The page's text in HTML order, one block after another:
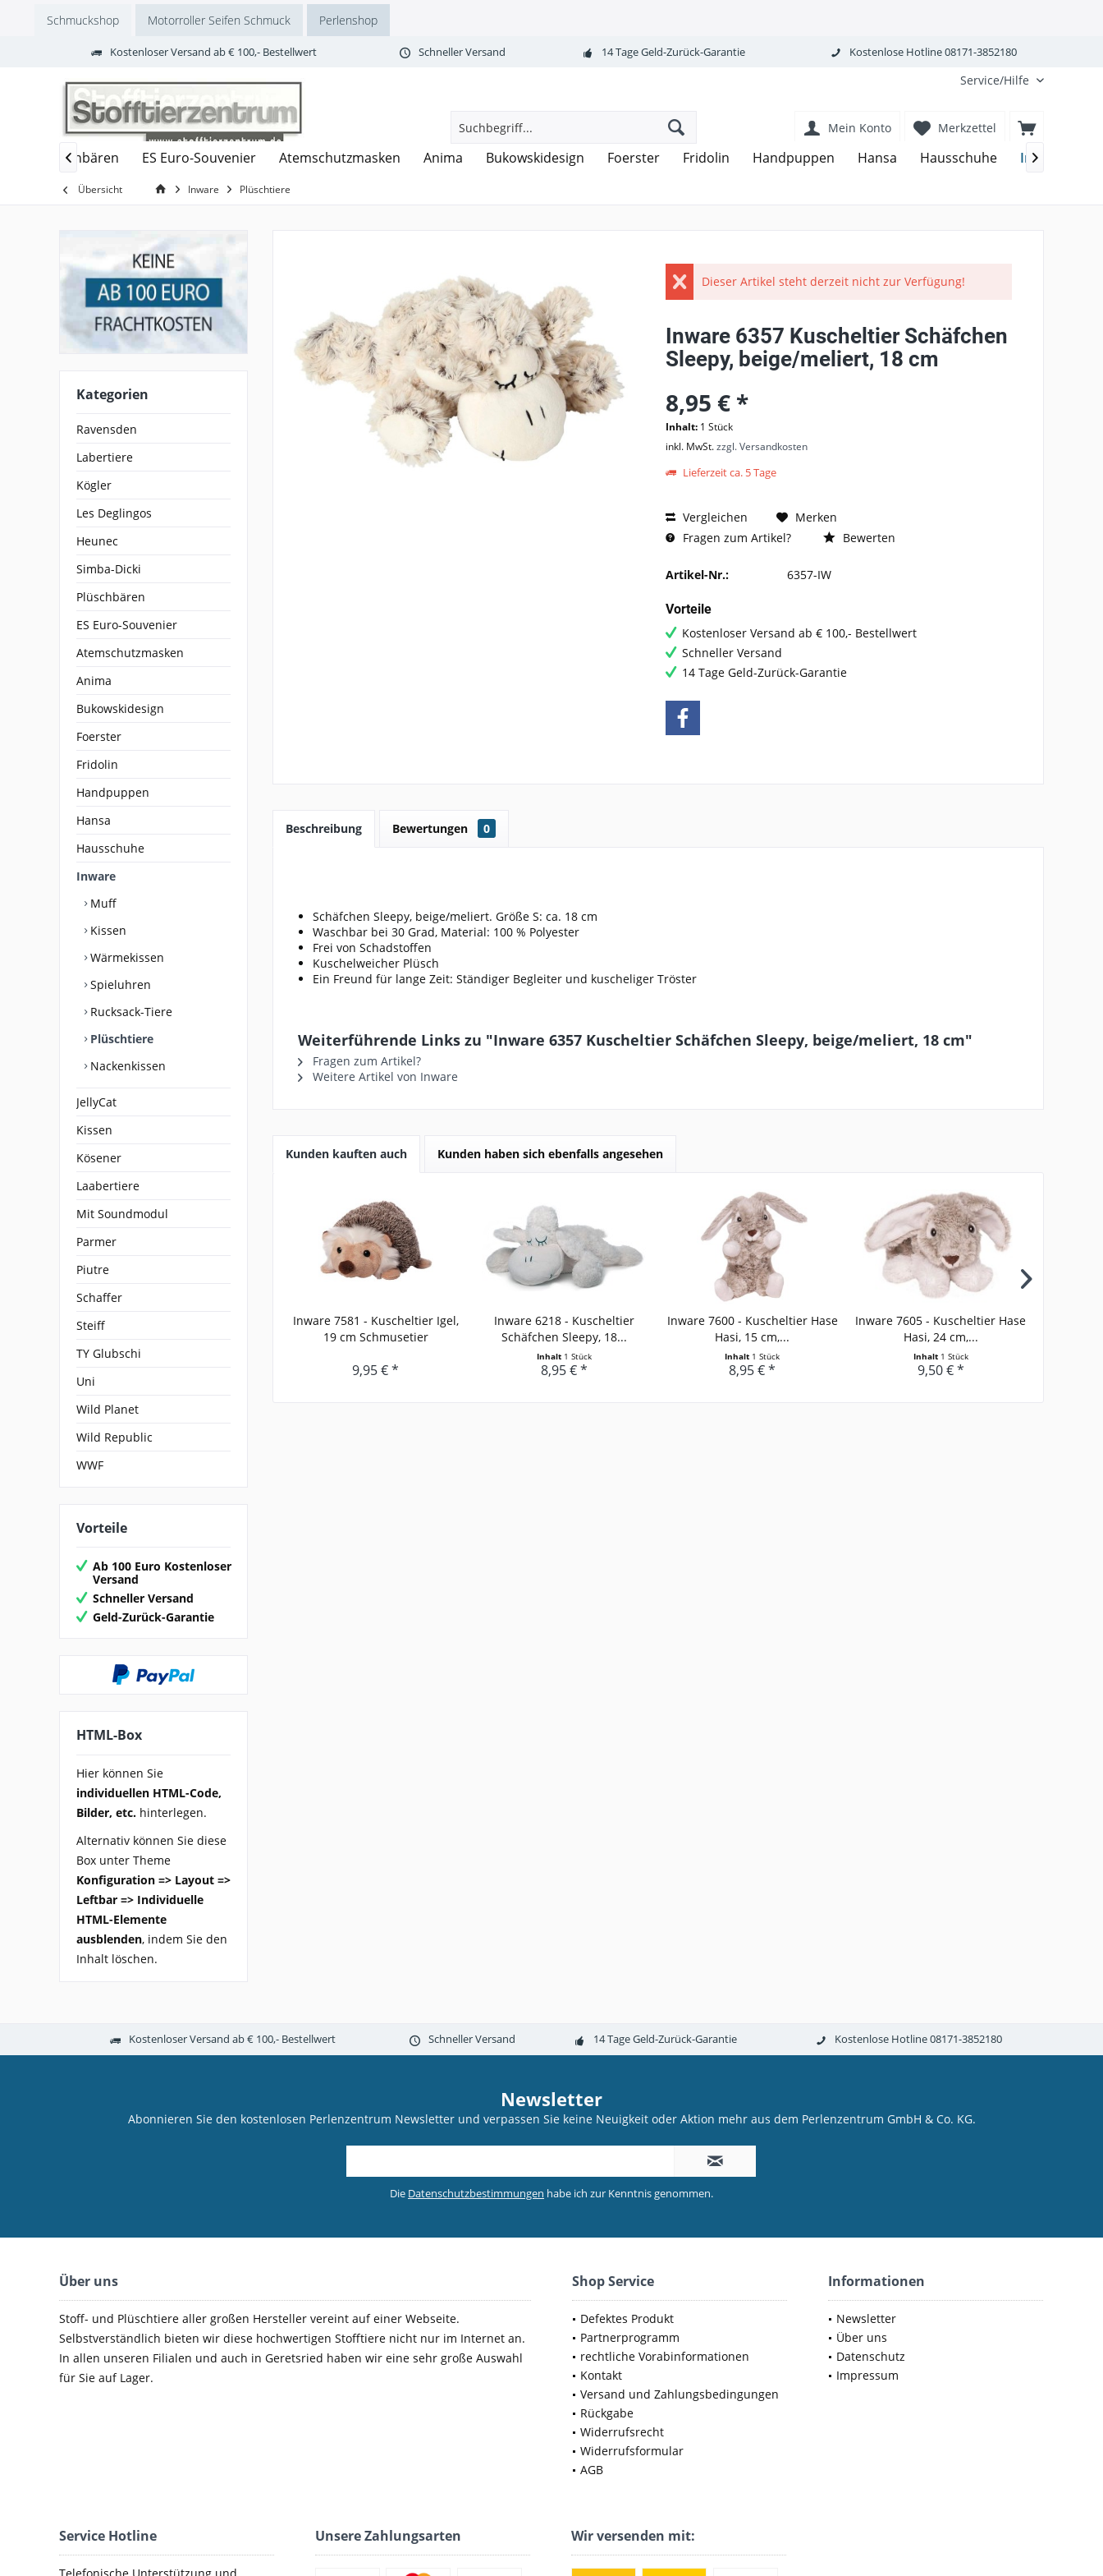
Schmuckshop Motorroller Seifen Schmuck Perlenshop
Kostenloser Versand ab € 100,- Bestellwert Schneller Versand 14 Tage Geld-Zurück-Garantie Kostenlose Hotline 08171-3852180
Service/Hilfe
Merkzettel
Mein Konto
Plüschbären ES Euro-Souvenier Atemschutzmasken Anima Bukowskidesign Foerster Fridolin Handpuppen Hansa Hausschuhe Inware
 
Übersicht Inware Plüschtiere
Kategorien
Ravensden
Labertiere
Kögler
Les Deglingos
Heunec
Simba-Dicki
Plüschbären
ES Euro-Souvenier
Atemschutzmasken
Anima
Bukowskidesign
Foerster
Fridolin
Handpuppen
Hansa
Hausschuhe
Inware
Muff
Kissen
Wärmekissen
Spieluhren
Rucksack-Tiere
Plüschtiere
Nackenkissen
JellyCat
Kissen
Kösener
Laabertiere
Mit Soundmodul
Parmer
Piutre
Schaffer
Steiff
TY Glubschi
Uni
Wild Planet
Wild Republic
WWF
Vorteile
Ab 100 Euro Kostenloser
Versand
Schneller Versand
Geld-Zurück-Garantie
HTML-Box
Hier können Sie
individuellen HTML-Code,
Bilder, etc. hinterlegen.
Alternativ können Sie diese
Box unter Theme
Konfiguration => Layout =>
Leftbar => Individuelle
HTML-Elemente
ausblenden, indem Sie den
Inhalt löschen.
Dieser Artikel steht derzeit nicht zur Verfügung!
Inware 6357 Kuscheltier Schäfchen
Sleepy, beige/meliert, 18 cm
8,95 € *
Inhalt: 1 Stück
inkl. MwSt.zzgl. Versandkosten
Lieferzeit ca. 5 Tage
Vergleichen
Merken
Fragen zum Artikel?
Bewerten
Artikel-Nr.: 6357-IW
Vorteile
Kostenloser Versand ab € 100,- Bestellwert
Schneller Versand
14 Tage Geld-Zurück-Garantie
Beschreibung Bewertungen 0
Schäfchen Sleepy, beige/meliert. Größe S: ca. 18 cm
Waschbar bei 30 Grad, Material: 100 % Polyester
Frei von Schadstoffen
Kuschelweicher Plüsch
Ein Freund für lange Zeit: Ständiger Begleiter und kuscheliger Tröster
Weiterführende Links zu "Inware 6357 Kuscheltier Schäfchen Sleepy, beige/meliert, 18 cm"
Fragen zum Artikel?
Weitere Artikel von Inware
Kunden kauften auch Kunden haben sich ebenfalls angesehen
Inware 7581 - Kuscheltier Igel,
19 cm Schmusetier
9,95 € *
Inware 6218 - Kuscheltier
Schäfchen Sleepy, 18...
Inhalt 1 Stück
8,95 € *
Inware 7600 - Kuscheltier Hase
Hasi, 15 cm,...
Inhalt 1 Stück
8,95 € *
Inware 7605 - Kuscheltier Hase
Hasi, 24 cm,...
Inhalt 1 Stück
9,50 € *
Kostenloser Versand ab € 100,- Bestellwert Schneller Versand 14 Tage Geld-Zurück-Garantie Kostenlose Hotline 08171-3852180
Newsletter
Abonnieren Sie den kostenlosen Perlenzentrum Newsletter und verpassen Sie keine Neuigkeit oder Aktion mehr aus dem Perlenzentrum GmbH & Co. KG.
Die Datenschutzbestimmungen habe ich zur Kenntnis genommen.
Über uns
Stoff- und Plüschtiere aller großen Hersteller vereint auf einer Webseite.
Selbstverständlich bieten wir diese hochwertigen Stofftiere nicht nur im Internet an.
In allen unseren Filialen und auch in Geretsried haben wir eine sehr große Auswahl
für Sie auf Lager.
Shop Service
Defektes Produkt
Partnerprogramm
rechtliche Vorabinformationen
Kontakt
Versand und Zahlungsbedingungen
Rückgabe
Widerrufsrecht
Widerrufsformular
AGB
Informationen
Newsletter
Über uns
Datenschutz
Impressum
Service Hotline Unsere Zahlungsarten Wir versenden mit: